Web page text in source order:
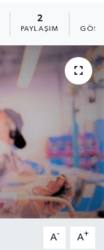
2
PAYLAŞIM
A- A+